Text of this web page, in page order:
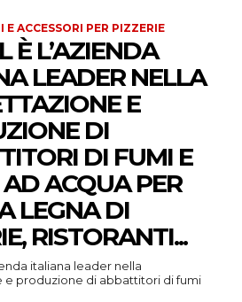
E ACCESSORI PER PIZZERIE
È L’AZIENDA
LEADER NELLA
E
DI
DI FUMI E
ACQUA PER
LEGNA DI
RISTORANTI...
italiana leader nella
e produzione di abbattitori di fumi